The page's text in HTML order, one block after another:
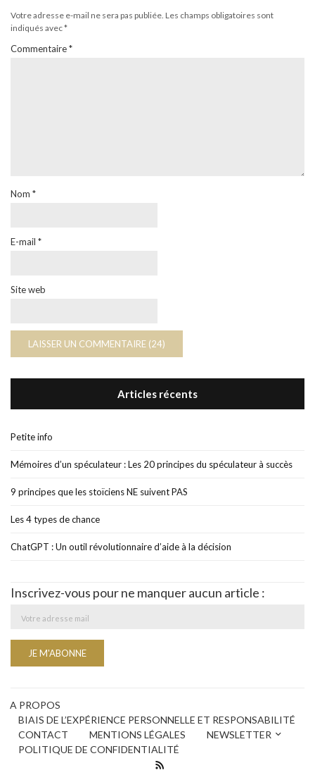
Votre adresse e-mail ne sera pas publiée. Les champs obligatoires sont
indiqués avec*
Commentaire*
Nom *
E-mail *
Site web
Articles récents
Petite info
Mémoires d’un spéculateur : Les 20 principes du spéculateur à succès
9 principes que les stoïciens NE suivent PAS
Les 4 types de chance
ChatGPT : Un outil révolutionnaire d’aide à la décision
Inscrivez-vous pour ne manquer aucun article :
A PROPOS
BIAIS DE L’EXPÉRIENCE PERSONNELLE ET RESPONSABILITÉ
CONTACT
MENTIONS LÉGALES
NEWSLETTER
POLITIQUE DE CONFIDENTIALITÉ